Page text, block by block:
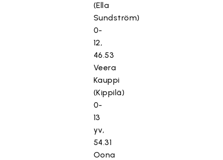
(Ella
Sundström)
0-
12,
46.53
Veera
Kauppi
(Kippilä)
0-
13
yv,
54.31
Oona